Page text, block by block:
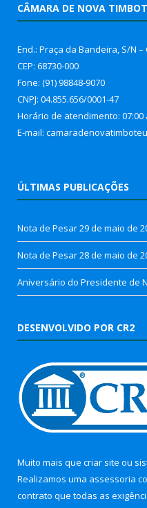
CÂMARA DE NOVA
End.: Praça da Bandeira, S/N –
CEP: 68730-000
Fone: (91) 98848-9070
CNPJ: 04.855.656/0001-47
Horário de atendimento: 07:00
E-mail:
ÚLTIMAS PUBLICAÇÕES
Nota de Pesar29 de maio de
Nota de Pesar28 de maio de
Aniversário do Presidente de
DESENVOLVIDO POR CR2
Muito mais que criar site ou
Realizamos uma assessoria
contrato que todas as